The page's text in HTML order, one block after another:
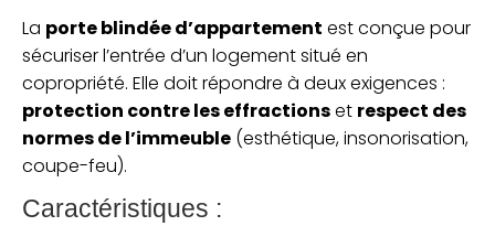
La porte blindée d’appartement est conçue pour
sécuriser l’entrée d’un logement situé en
copropriété. Elle doit répondre à deux exigences :
protection contre les effractionset respect des
normes de l’immeuble (esthétique, insonorisation,
coupe-feu).
Caractéristiques :